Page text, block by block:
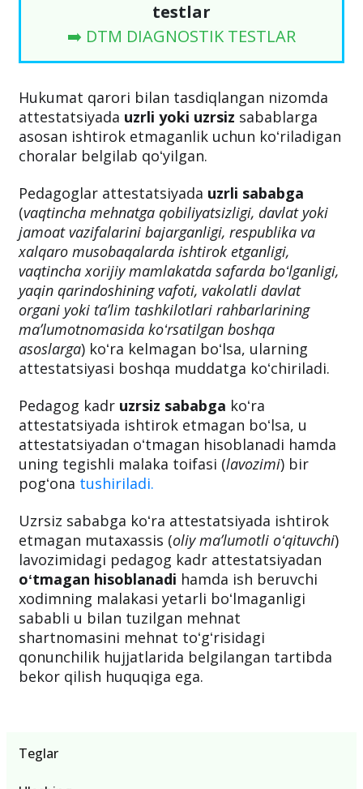
testlar
➡️ DTM DIAGNOSTIK TESTLAR
Hukumat qarori bilan tasdiqlangan nizomda
attestatsiyada uzrli yoki uzrsiz sabablarga
asosan ishtirok etmaganlik uchun koʻriladigan
choralar belgilab qoʻyilgan.
Pedagoglar attestatsiyada uzrli sababga
(vaqtincha mehnatga qobiliyatsizligi, davlat yoki
jamoat vazifalarini bajarganligi, respublika va
xalqaro musobaqalarda ishtirok etganligi,
vaqtincha xorijiy mamlakatda safarda boʻlganligi,
yaqin qarindoshining vafoti, vakolatli davlat
organi yoki taʼlim tashkilotlari rahbarlarining
maʼlumotnomasida koʻrsatilgan boshqa
asoslarga) koʻra kelmagan boʻlsa, ularning
attestatsiyasi boshqa muddatga koʻchiriladi.
Pedagog kadr uzrsiz sababga koʻra
attestatsiyada ishtirok etmagan boʻlsa, u
attestatsiyadan oʻtmagan hisoblanadi hamda
uning tegishli malaka toifasi (lavozimi) bir
pogʻona tushiriladi.
Uzrsiz sababga koʻra attestatsiyada ishtirok
etmagan mutaxassis (oliy maʼlumotli oʻqituvchi)
lavozimidagi pedagog kadr attestatsiyadan
oʻtmagan hisoblanadi hamda ish beruvchi
xodimning malakasi yetarli boʻlmaganligi
sababli u bilan tuzilgan mehnat
shartnomasini mehnat toʻgʻrisidagi
qonunchilik hujjatlarida belgilangan tartibda
bekor qilish huquqiga ega.
Teglar